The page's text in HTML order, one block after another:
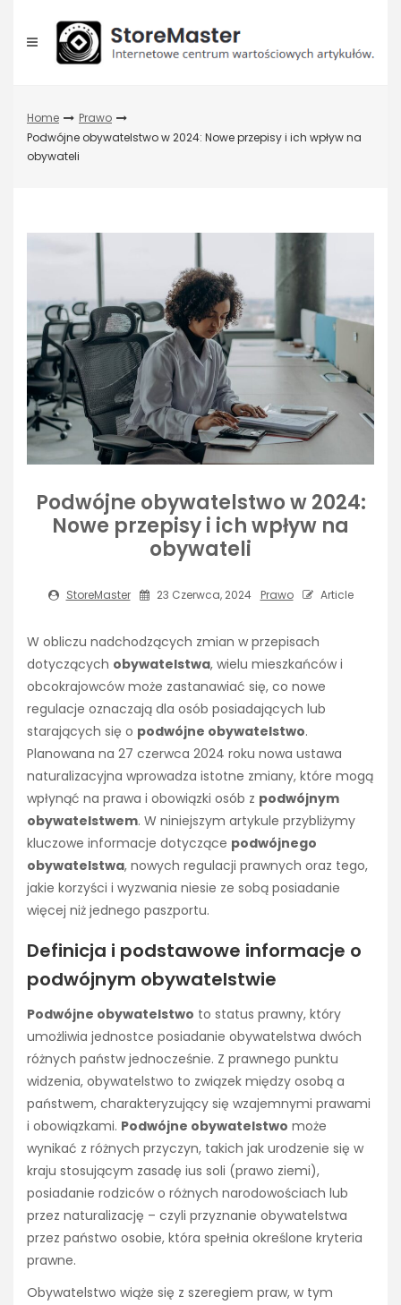
content
Home
Prawo
Podwójne obywatelstwo w 2024: Nowe przepisy i ich wpływ na
obywateli
Podwójne obywatelstwo w 2024:
Nowe przepisy i ich wpływ na
obywateli
StoreMaster 23 Czerwca, 2024 Prawo Article
W obliczu nadchodzących zmian w przepisach
dotyczących obywatelstwa, wielu mieszkańców i
obcokrajowców może zastanawiać się, co nowe
regulacje oznaczają dla osób posiadających lub
starających się o podwójne obywatelstwo.
Planowana na 27 czerwca 2024 roku nowa ustawa
naturalizacyjna wprowadza istotne zmiany, które mogą
wpłynąć na prawa i obowiązki osób z podwójnym
obywatelstwem. W niniejszym artykule przybliżymy
kluczowe informacje dotyczące podwójnego
obywatelstwa, nowych regulacji prawnych oraz tego,
jakie korzyści i wyzwania niesie ze sobą posiadanie
więcej niż jednego paszportu.
Definicja i podstawowe informacje o
podwójnym obywatelstwie
Podwójne obywatelstwo to status prawny, który
umożliwia jednostce posiadanie obywatelstwa dwóch
różnych państw jednocześnie. Z prawnego punktu
widzenia, obywatelstwo to związek między osobą a
państwem, charakteryzujący się wzajemnymi prawami
i obowiązkami. Podwójne obywatelstwo może
wynikać z różnych przyczyn, takich jak urodzenie się w
kraju stosującym zasadę ius soli (prawo ziemi),
posiadanie rodziców o różnych narodowościach lub
przez naturalizację – czyli przyznanie obywatelstwa
przez państwo osobie, która spełnia określone kryteria
prawne.
Obywatelstwo wiąże się z szeregiem praw, w tym